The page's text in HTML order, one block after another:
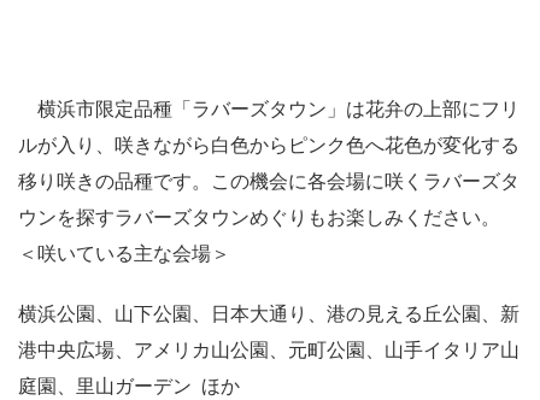
横浜市限定品種「ラバーズタウン」は花弁の上部にフリ
ルが入り、咲きながら白色からピンク色へ花色が変化する
移り咲きの品種です。この機会に各会場に咲くラバーズタ
ウンを探すラバーズタウンめぐりもお楽しみください。
＜咲いている主な会場＞
横浜公園、山下公園、日本大通り、港の見える丘公園、新
港中央広場、アメリカ山公園、元町公園、山手イタリア山
庭園、里山ガーデン ほか